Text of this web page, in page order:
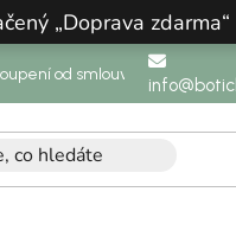
„Doprava
od smlouvy